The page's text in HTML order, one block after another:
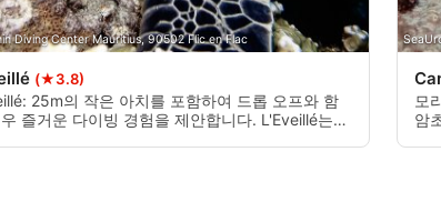
Diving Center Mauritius, 90502 Flic en Flac
(★3.8)
25m의 작은 아치를 포함하여 드롭 오프와 함
즐거운 다이빙 경험을 제안합니다. L'Eveillé는
모
암